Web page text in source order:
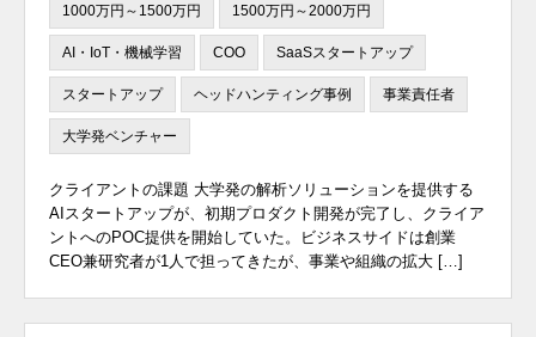
1000万円～1500万円 1500万円～2000万円
AI・IoT・機械学習 COO SaaSスタートアップ
スタートアップ ヘッドハンティング事例 事業責任者
大学発ベンチャー
クライアントの課題 大学発の解析ソリューションを提供する
AIスタートアップが、初期プロダクト開発が完了し、クライア
ントへのPOC提供を開始していた。ビジネスサイドは創業
CEO兼研究者が1人で担ってきたが、事業や組織の拡大 […]